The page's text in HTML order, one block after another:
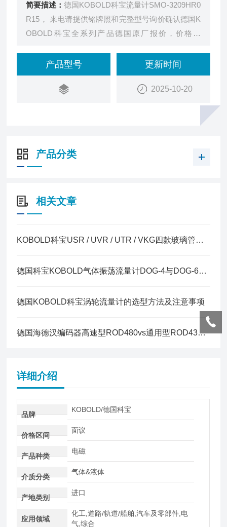
简要描述：德国KOBOLD科宝流量计SMO-3209HR0
R15， 来电请提供铭牌照和完整型号询价确认德国K
OBOLD科宝全系列产品德国原厂报价，价格优
产品型号 更新时间
2025-10-20
产品分类
相关文章
KOBOLD科宝USR / UVR / UTR / VKG四款玻璃管变面积流量计的区别
德国科宝KOBOLD气体振荡流量计DOG-4与DOG-6核心区别
德国KOBOLD科宝涡轮流量计的选型方法及注意事项
德国海德汉编码器高速型ROD480vs通用型ROD431特点
详细介绍
品牌
KOBOLD/德国科宝
价格区间
面议
产品种类
电磁
介质分类
气体&液体
产地类别
进口
应用领域
化工,道路/轨道/船舶,汽车及零部件,电
气,综合